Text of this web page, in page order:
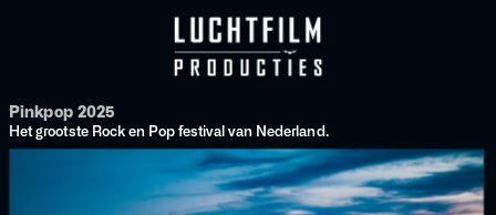
Pinkpop 2025
Het grootste Rock en Pop festival van Nederland.